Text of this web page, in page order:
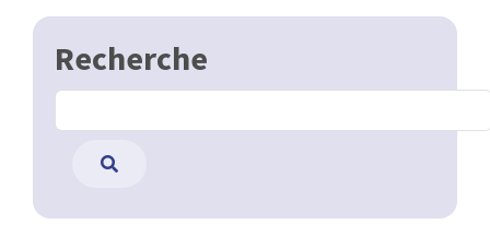
Recherche